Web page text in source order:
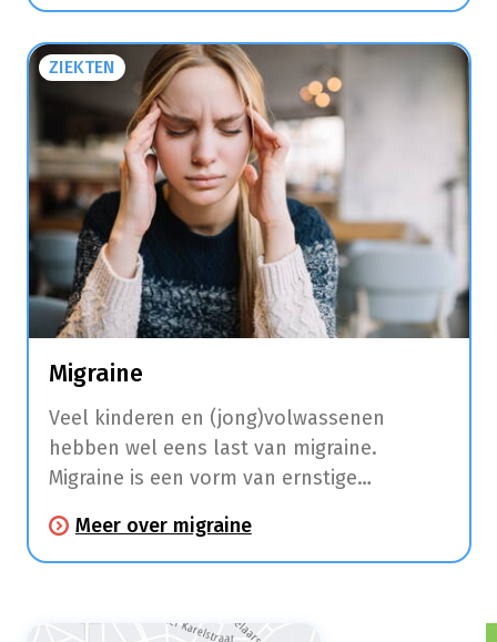
moodswings, pijnlijke borsten, een
opgeblazen gevoel, misselijkheid, diarree
en duizeligheid.
ZIEKTEN
Migraine
Veel kinderen en (jong)volwassenen
hebben wel eens last van migraine.
Migraine is een vorm van ernstige
een halve dag tot 3 dagen kunnen duren.
Enkele uren tot dagen voordat je hoofdpijn
stemmingswisselingen ervaren, bepaalde
Meer over migraine